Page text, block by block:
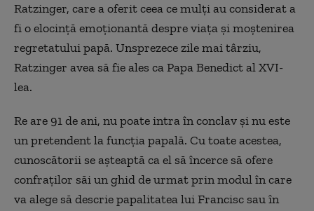
Ratzinger, care a oferit ceea ce mulţi au considerat a
fi o elocinţă emoţionantă despre viaţa şi moştenirea
regretatului papă. Unsprezece zile mai târziu,
Ratzinger avea să fie ales ca Papa Benedict al XVI-
lea.
Re are 91 de ani, nu poate intra în conclav şi nu este
un pretendent la funcţia papală. Cu toate acestea,
cunoscătorii se aşteaptă ca el să încerce să ofere
confraţilor săi un ghid de urmat prin modul în care
va alege să descrie papalitatea lui Francisc sau în